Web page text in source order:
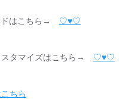
ドはこちら→ ♡♥︎♡
スタマイズはこちら→ ♡♥︎♡
ちら